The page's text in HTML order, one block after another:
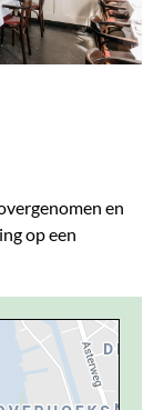
en
op een